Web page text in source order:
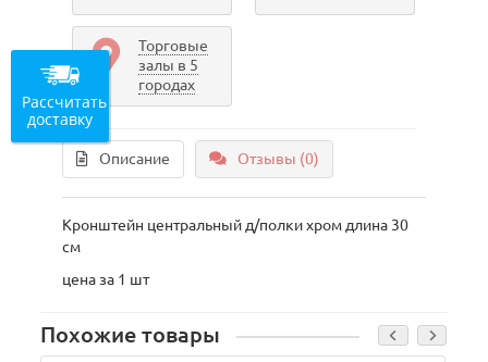
Торговые
залы в 5
городах
Описание Отзывы (0)
Кронштейн центральный д/полки хром длина 30
см
цена за 1 шт
Похожие товары
Рассчитать
доставку